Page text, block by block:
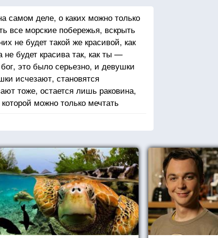
самом деле, о каких можно только
все морские побережья, вскрыть
не будет такой же красивой, как
будет красива так, как ты —
это было серьезно, и девушки
исчезают, становятся
тоже, остается лишь раковина,
можно только мечтать